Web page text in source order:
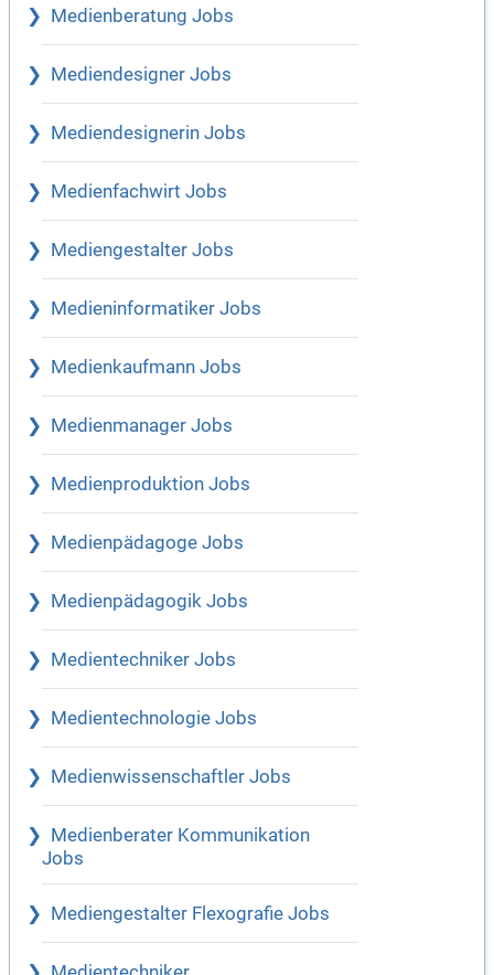
Medienberatung Jobs
Mediendesigner Jobs
Mediendesignerin Jobs
Medienfachwirt Jobs
Mediengestalter Jobs
Medieninformatiker Jobs
Medienkaufmann Jobs
Medienmanager Jobs
Medienproduktion Jobs
Medienpädagoge Jobs
Medienpädagogik Jobs
Medientechniker Jobs
Medientechnologie Jobs
Medienwissenschaftler Jobs
Medienberater Kommunikation
Jobs
Mediengestalter Flexografie Jobs